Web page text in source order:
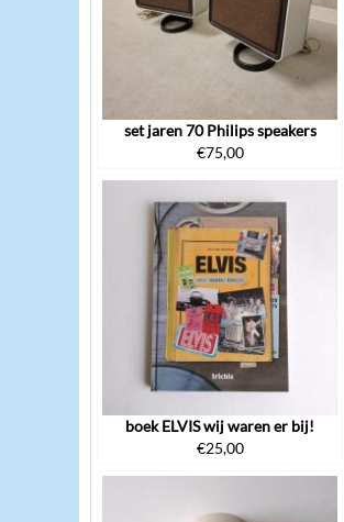
set jaren 70 Philips speakers
€75,00
boek ELVIS wij waren er bij!
€25,00